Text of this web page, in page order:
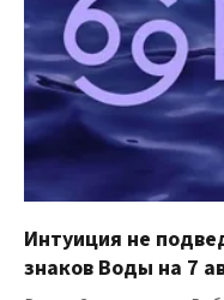
Интуиция не
знаков Воды на 7